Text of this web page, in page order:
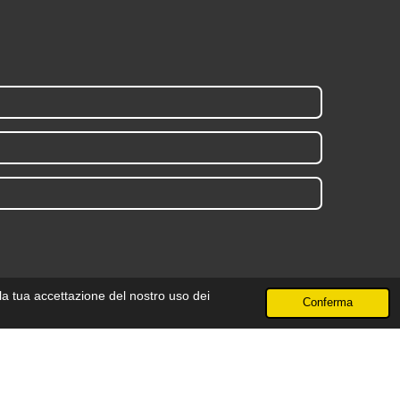
tua accettazione del nostro uso dei
Conferma